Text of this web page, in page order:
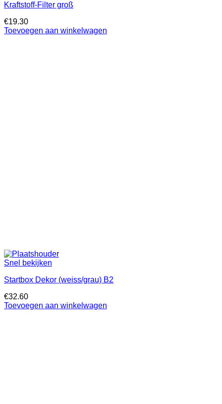
Kraftstoff-Filter groß
€19.30
Toevoegen aan winkelwagen
Snel bekijken
Startbox Dekor (weiss/grau) B2
€32.60
Toevoegen aan winkelwagen